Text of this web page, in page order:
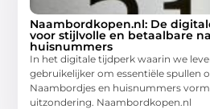
Naambordkopen.nl: De
voor stijlvolle en betaalbare
huisnummers
In het digitale tijdperk waarin we
gebruikelijker om essentiële spullen
Naambordjes en huisnummers
uitzondering. Naambordkopen.nl